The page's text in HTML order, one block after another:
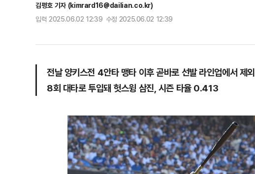
김평호 기자 (kimrard16@dailian.co.kr)
입력 2025.06.02 12:39 수정 2025.06.02 12:39
전날 양키스전 4안타 맹타 이후 곧바로 선발 라인업에서 제외
8회 대타로 투입돼 헛스윙 삼진, 시즌 타율 0.413